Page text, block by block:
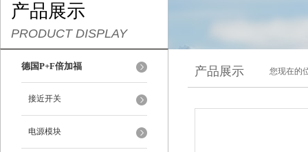
产品展示
PRODUCT DISPLAY
德国P+F倍加福
接近开关
电源模块
产品展示 您现在的